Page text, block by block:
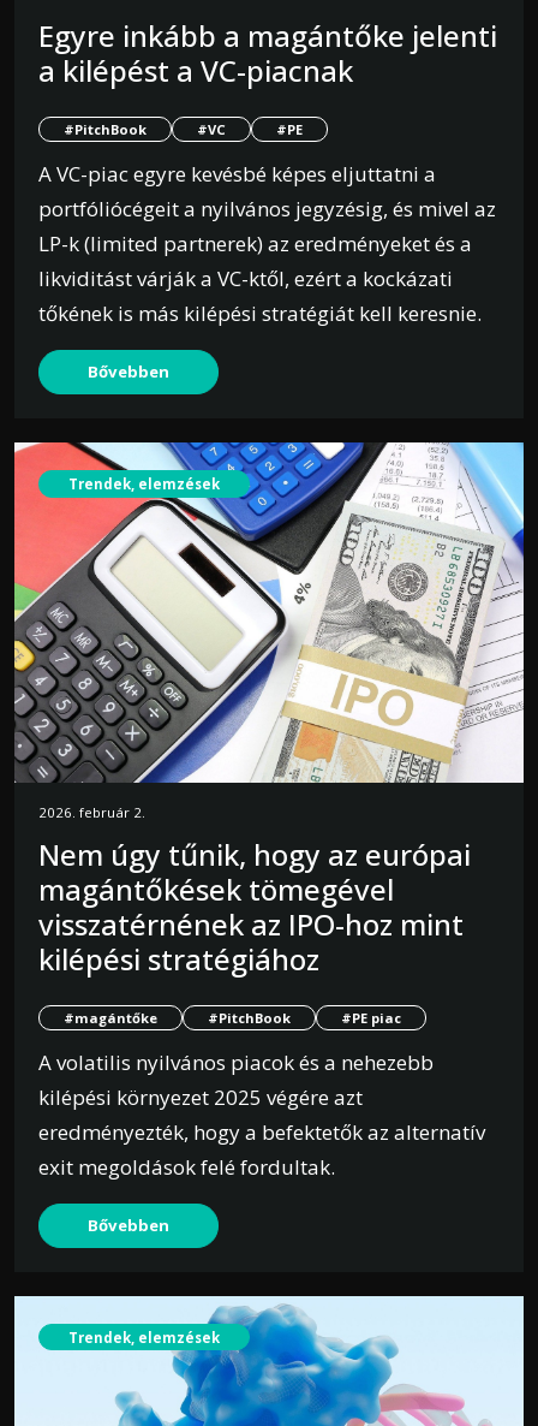
Egyre inkább a magántőke jelenti
a kilépést a VC-piacnak
#PitchBook #VC #PE
A VC-piac egyre kevésbé képes eljuttatni a
portfóliócégeit a nyilvános jegyzésig, és mivel az
LP-k (limited partnerek) az eredményeket és a
likviditást várják a VC-ktől, ezért a kockázati
tőkének is más kilépési stratégiát kell keresnie.
Bővebben
Trendek, elemzések
2026. február 2.
Nem úgy tűnik, hogy az európai
magántőkések tömegével
visszatérnének az IPO-hoz mint
kilépési stratégiához
#magántőke #PitchBook #PE piac
A volatilis nyilvános piacok és a nehezebb
kilépési környezet 2025 végére azt
eredményezték, hogy a befektetők az alternatív
exit megoldások felé fordultak.
Bővebben
Trendek, elemzések